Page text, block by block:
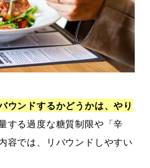
ウンドするかどうかは、やり
する過度な糖質制限や「辛
容では、リバウンドしやすい